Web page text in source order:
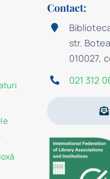
Contact:
str.
010027,
021 312